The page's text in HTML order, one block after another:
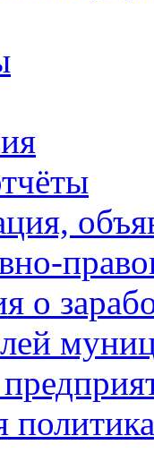
о
политика